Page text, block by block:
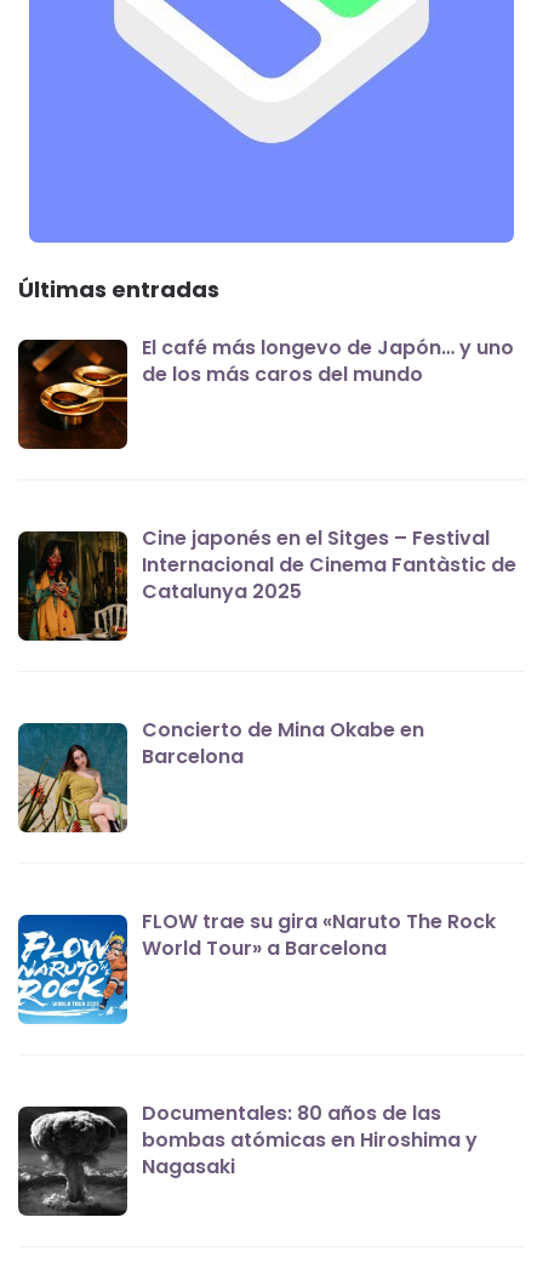
Últimas entradas
El café más longevo de Japón… y uno
de los más caros del mundo
Cine japonés en el Sitges – Festival
Internacional de Cinema Fantàstic de
Catalunya 2025
Concierto de Mina Okabe en
Barcelona
FLOW trae su gira «Naruto The Rock
World Tour» a Barcelona
Documentales: 80 años de las
bombas atómicas en Hiroshima y
Nagasaki